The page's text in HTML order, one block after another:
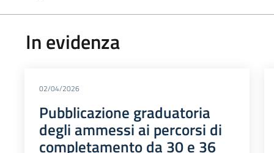
In evidenza
02/04/2026
Pubblicazione graduatoria
degli ammessi ai percorsi di
completamento da 30 e 36